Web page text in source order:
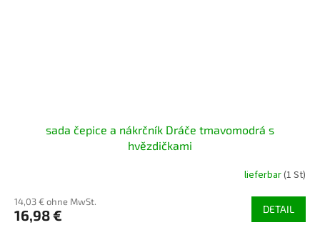
sada čepice a nákrčník Dráče tmavomodrá s
hvězdičkami
lieferbar(1 St)
14,03 € ohne MwSt.
16,98 € DETAIL